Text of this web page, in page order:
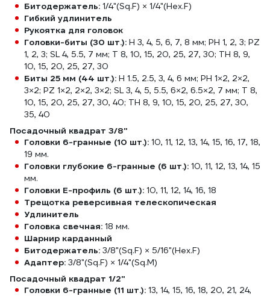
Битодержатель: 1/4"(Sq.F) × 1/4"(Hex.F)
Гибкий удлинитель
Рукоятка для головок
Головки-биты (30 шт.): H 3, 4, 5, 6, 7, 8 мм; PH 1, 2, 3; PZ
1, 2, 3; SL 4, 5.5, 7 мм; T 8, 10, 15, 20, 25, 27, 30; TH 8, 9,
10, 15, 20, 25, 27, 30
Биты 25 мм (44 шт.): H 1.5, 2.5, 3, 4, 6 мм; PH 1×2, 2×2,
3×2; PZ 1×2, 2×2, 3×2; SL 3, 4, 5, 5.5, 6×2, 6.5×2, 7 мм; T 8,
10, 15, 20, 25, 27, 30, 40; TH 8, 9, 10, 15, 20, 25, 27, 30,
35, 40
Посадочный квадрат 3/8"
Головки 6-гранные (10 шт.): 10, 11, 12, 13, 14, 15, 16, 17, 18,
19 мм.
Головки глубокие 6-гранные (6 шт.): 10, 11, 12, 13, 14, 15
мм.
Головки Е-профиль (6 шт.): 10, 11, 12, 14, 16, 18
Трещотка реверсивная телескопическая
Удлинитель
Головка свечная: 18 мм.
Шарнир карданный
Битодержатель: 3/8"(Sq.F) × 5/16"(Hex.F)
Адаптер: 3/8"(Sq.F) × 1/4"(Sq.M)
Посадочный квадрат 1/2"
Головки 6-гранные (11 шт.): 13, 14, 15, 16, 18, 20, 21, 24,